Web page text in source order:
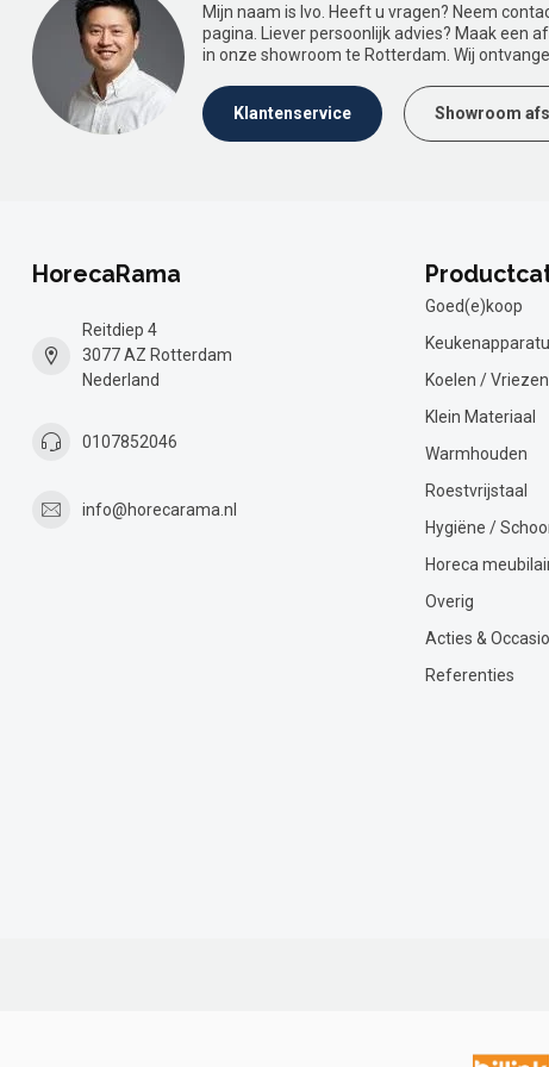
Mijn naam is Ivo. Heeft u vragen? Neem
pagina. Liever persoonlijk advies? Maak een
in onze showroom te Rotterdam. Wij
Klantenservice Showroom
HorecaRama
Reitdiep 4
3077 AZ Rotterdam
Nederland
0107852046
info@horecarama.nl
Goed(e)koop
Koelen / Vriezen
Klein Materiaal
Warmhouden
Roestvrijstaal
Hygiëne /
Horeca
Overig
Acties &
Referenties